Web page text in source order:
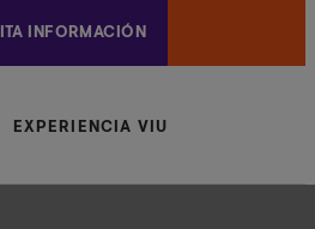
INFORMACIÓN
EXPERIENCIA VIU